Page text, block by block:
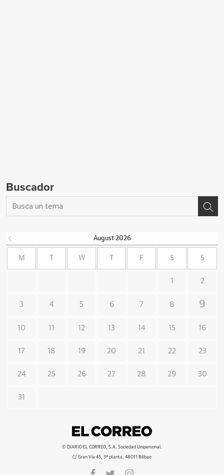
Buscador
August 2026
M W F S S
1 2
3 4 5 6 7 8 9
10 11 12 13 14 15 16
17 18 19 20 21 22 23
24 25 26 27 28 29 30
31
© DIARIO EL CORREO, S.A. Sociedad Unipersonal.
C/ Gran Vía 45, 3ª planta, 48011 Bilbao